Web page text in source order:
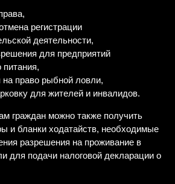
регистрации
деятельности,
для предприятий
питания,
на право рыбной ловли,
для жителей и инвалидов.
граждан можно также получить
и бланки ходатайств, необходимые
разрешения на проживание в
для подачи налоговой декларации о